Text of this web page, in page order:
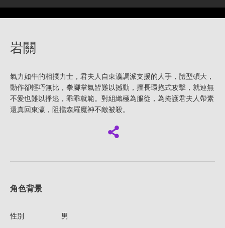
岩關
氣力如牛的相撲力士，君夫人自東瀛調派支援的人手，體型碩大，
動作卻輕巧無比，拳腳掌氣皆難以撼動，擅長環抱式攻擊，就連無
不愛也難以掙逃，乖乖就範。對組織極為服從，為掩護君夫人帶素
還真回東瀛，阻擋森羅魔神不敵被殺。
角色背景
性別 男